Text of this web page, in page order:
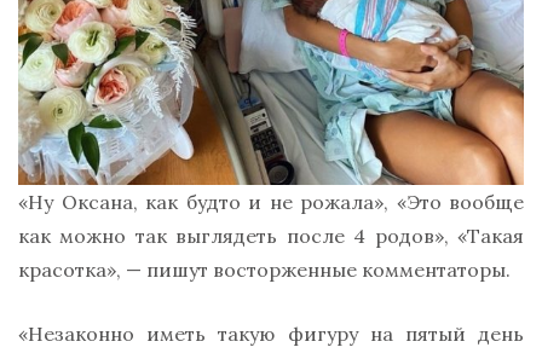
«Ну Оксана, как будто и не рожала», «Это вообще
как можно так выглядеть после 4 родов», «Такая
красотка», — пишут восторженные комментаторы.
«Незаконно иметь такую фигуру на пятый день